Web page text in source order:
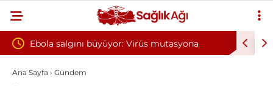
Virüs mutasyona Yılın ilk 6 ayında 10 bini aşkın hasta
Ana Sayfa › Gündem